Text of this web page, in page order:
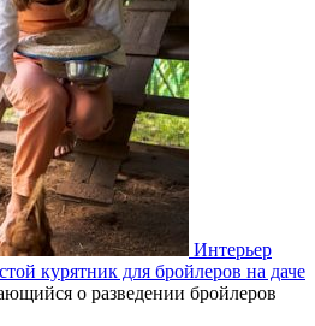
Интерьер
курятник для бройлеров на даче
о разведении бройлеров